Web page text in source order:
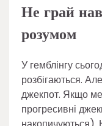
Не грай
розумом
У гемблінгу
розбігаються.
джекпот. Якщо
прогресивні